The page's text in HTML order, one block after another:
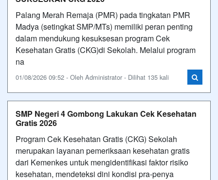
Palang Merah Remaja (PMR) pada tingkatan PMR
Madya (setingkat SMP/MTs) memiliki peran penting
dalam mendukung kesuksesan program Cek
Kesehatan Gratis (CKG)di Sekolah. Melalui program
na
01/08/2026 09:52 - Oleh Administrator - Dilihat 135 kali
SMP Negeri 4 Gombong Lakukan Cek Kesehatan
Gratis 2026
Program Cek Kesehatan Gratis (CKG) Sekolah
merupakan layanan pemeriksaan kesehatan gratis
dari Kemenkes untuk mengidentifikasi faktor risiko
kesehatan, mendeteksi dini kondisi pra-penya